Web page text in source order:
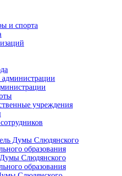
и спорта
администрации
учреждения
Думы Слюдянского
образования
Слюдянского
образования